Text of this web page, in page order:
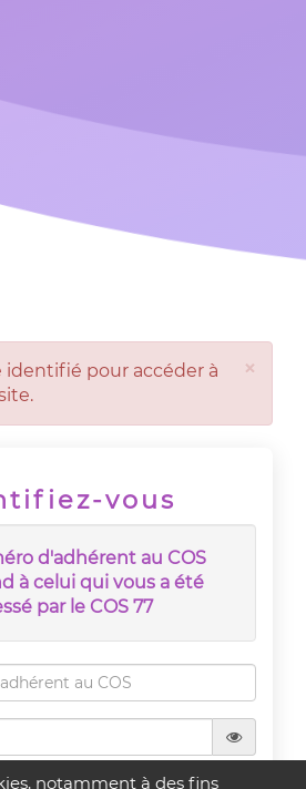
×
identifié pour accéder à
vous
d'adhérent au COS
à celui qui vous a été
par le COS 77
Rester connecté
notamment à des fins